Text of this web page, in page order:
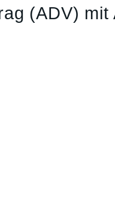
(ADV)